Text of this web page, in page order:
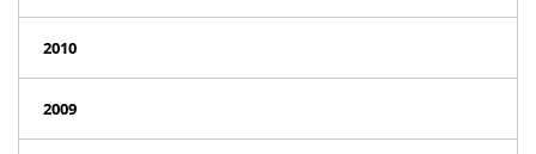
2010
2009